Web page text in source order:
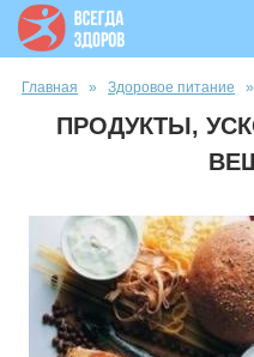
Вы здесь
Главная » Здоровое питание »
ПРОДУКТЫ,